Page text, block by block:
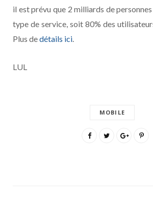
il est prévu que 2 milliards de
type de service, soit 80% des
Plus dedétails ici.
LUL
MOBILE